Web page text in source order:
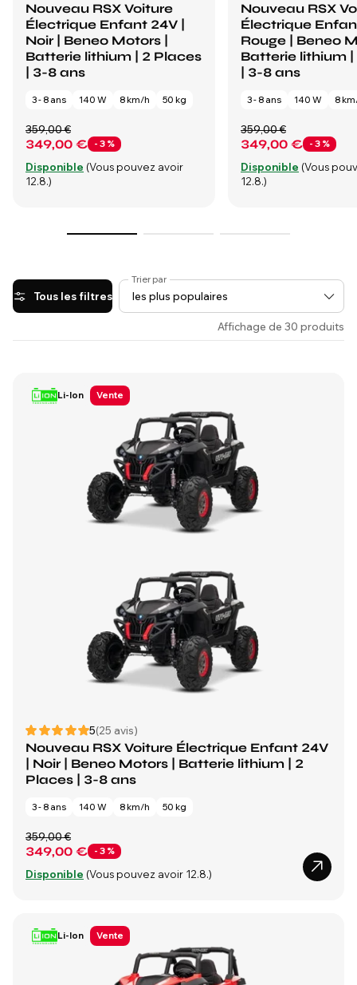
Nouveau RSX Voiture
Électrique Enfant 24V |
Noir | Beneo Motors |
Batterie lithium | 2 Places
| 3-8 ans
3 - 8 ans 140 W 8 km/h 50 kg
349,00 € - 3 %
359,00 €
Disponible (Vous pouvez avoir
12.8.)
Nouveau RSX
Électrique
Rouge | Beneo
Batterie lithium |
| 3-8 ans
3 - 8 ans 140 W 8
349,00 € - 3 %
359,00 €
Disponible (Vous
12.8.)
Tous les filtres
Trier par
Affichage de 30 produits
Li-Ion Vente
5(25 avis)
Nouveau RSX Voiture Électrique Enfant 24V
| Noir | Beneo Motors | Batterie lithium | 2
Places | 3-8 ans
3 - 8 ans 140 W 8 km/h 50 kg
349,00 € - 3 %
359,00 €
Disponible (Vous pouvez avoir 12.8.)
Li-Ion Vente